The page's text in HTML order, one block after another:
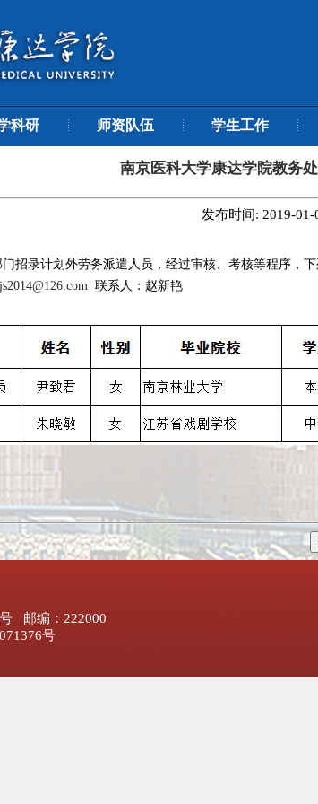
科研 师资队伍 学生工作
南京医科大学康达学院教务
发布时间: 2019-01-
招录计划外劳务派遣人员，经过审核、考核等程序，
联系人：赵新艳
邮编：222000
号